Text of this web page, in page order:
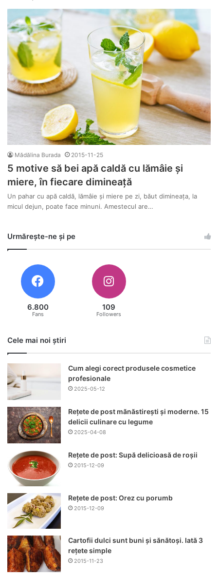
Mădălina Burada 2015-11-25
5 motive să bei apă caldă cu lămâie și
miere, în fiecare dimineață
Un pahar cu apă caldă, lămâie și miere pe zi, băut dimineața, la
micul dejun, poate face minuni. Amestecul are…
Urmărește-ne și pe
6.800
Fans
109
Followers
Cele mai noi știri
Cum alegi corect produsele cosmetice
profesionale
2025-05-12
Rețete de post mănăstirești și moderne. 15
delicii culinare cu legume
2025-04-08
Rețete de post: Supă delicioasă de roșii
2015-12-09
Rețete de post: Orez cu porumb
2015-12-09
Cartofii dulci sunt buni și sănătoși. Iată 3
rețete simple
2015-11-23